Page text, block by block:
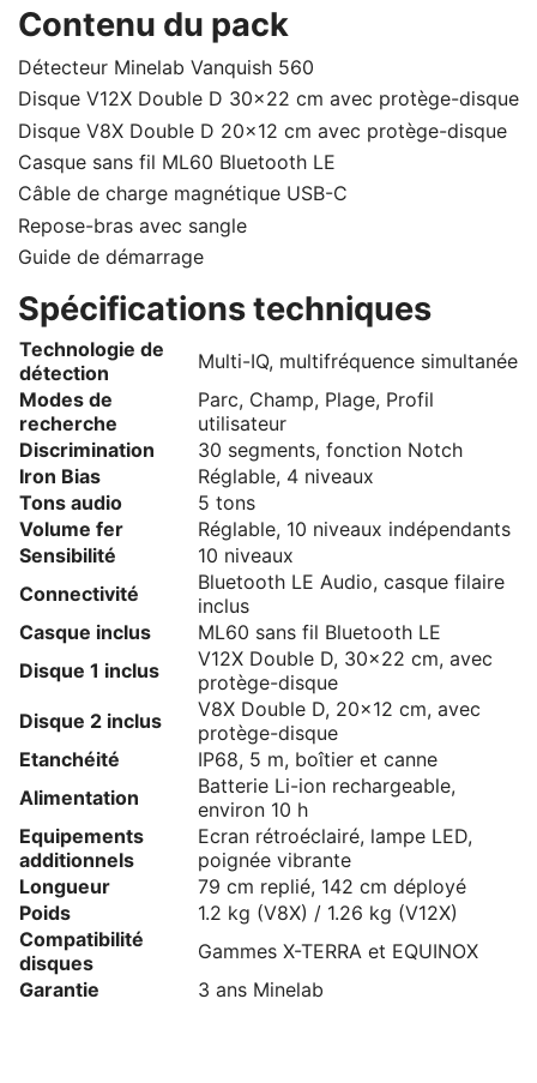
Contenu du pack
Détecteur Minelab Vanquish 560
Disque V12X Double D 30x22 cm avec protège-disque
Disque V8X Double D 20x12 cm avec protège-disque
Casque sans fil ML60 Bluetooth LE
Câble de charge magnétique USB-C
Repose-bras avec sangle
Guide de démarrage
Spécifications techniques
Technologie de
détection
Multi-IQ, multifréquence simultanée
Modes de
recherche
Parc, Champ, Plage, Profil
utilisateur
Discrimination
30 segments, fonction Notch
Iron Bias
Réglable, 4 niveaux
Tons audio
5 tons
Volume fer
Réglable, 10 niveaux indépendants
Sensibilité
10 niveaux
Connectivité
Bluetooth LE Audio, casque filaire
inclus
Casque inclus
ML60 sans fil Bluetooth LE
Disque 1 inclus
V12X Double D, 30x22 cm, avec
protège-disque
Disque 2 inclus
V8X Double D, 20x12 cm, avec
protège-disque
Etanchéité
IP68, 5 m, boîtier et canne
Alimentation
Batterie Li-ion rechargeable,
environ 10 h
Equipements
additionnels
Ecran rétroéclairé, lampe LED,
poignée vibrante
Longueur
79 cm replié, 142 cm déployé
Poids
1.2 kg (V8X) / 1.26 kg (V12X)
Compatibilité
disques
Gammes X-TERRA et EQUINOX
Garantie
3 ans Minelab